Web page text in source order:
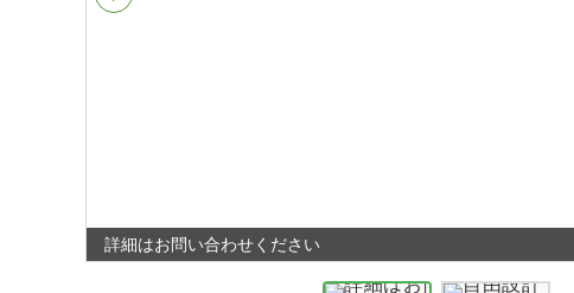
詳細はお問い合わせください